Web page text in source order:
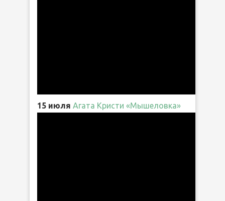
15 июля Агата Кристи «Мышеловка»